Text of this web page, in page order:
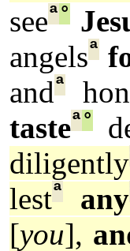
seeª°
angelsª
andª
tasteª°
diligently
lestª any
[you],